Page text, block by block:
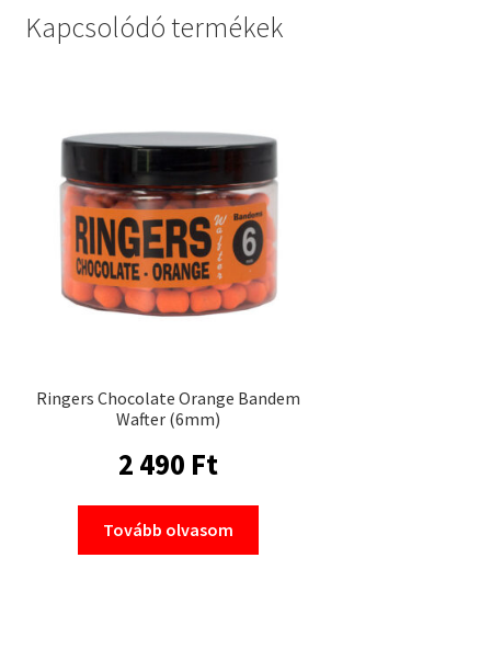
Kapcsolódó termékek
Ringers Chocolate Orange Bandem
Wafter (6mm)
2 490 Ft
Tovább olvasom